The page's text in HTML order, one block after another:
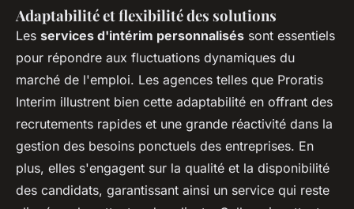
Adaptabilité et flexibilité des solutions
Les services d'intérim personnalisés sont essentiels
pour répondre aux fluctuations dynamiques du
marché de l'emploi. Les agences telles que Proratis
Interim illustrent bien cette adaptabilité en offrant des
recrutements rapides et une grande réactivité dans la
gestion des besoins ponctuels des entreprises. En
plus, elles s'engagent sur la qualité et la disponibilité
des candidats, garantissant ainsi un service qui reste